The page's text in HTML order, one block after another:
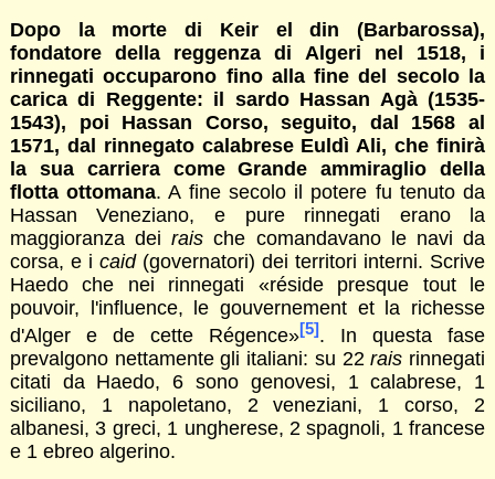
Dopo la morte di Keir el din (Barbarossa),
fondatore della reggenza di Algeri nel 1518, i
rinnegati occuparono fino alla fine del secolo la
carica di Reggente: il sardo Hassan Agà (1535-
1543), poi Hassan Corso, seguito, dal 1568 al
1571, dal rinnegato calabrese Euldì Ali, che finirà
la sua carriera come Grande ammiraglio della
flotta ottomana. A fine secolo il potere fu tenuto da
Hassan Veneziano, e pure rinnegati erano la
maggioranza deirais che comandavano le navi da
corsa, e i caid(governatori) dei territori interni. Scrive
Haedo che nei rinnegati «réside presque tout le
pouvoir, l'influence, le gouvernement et la richesse
d'Alger e de cette Régence»[5]. In questa fase
prevalgono nettamente gli italiani: su 22rais rinnegati
citati da Haedo, 6 sono genovesi, 1 calabrese, 1
siciliano, 1 napoletano, 2 veneziani, 1 corso, 2
albanesi, 3 greci, 1 ungherese, 2 spagnoli, 1 francese
e 1 ebreo algerino.